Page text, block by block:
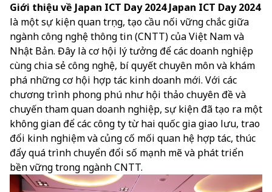
Giới thiệu về Japan ICT Day 2024 Japan ICT Day 2024
là một sự kiện quan trọng, tạo cầu nối vững chắc giữa
ngành công nghệ thông tin (CNTT) của Việt Nam và
Nhật Bản. Đây là cơ hội lý tưởng để các doanh nghiệp
cùng chia sẻ công nghệ, bí quyết chuyên môn và khám
phá những cơ hội hợp tác kinh doanh mới. Với các
chương trình phong phú như hội thảo chuyên đề và
chuyến tham quan doanh nghiệp, sự kiện đã tạo ra một
không gian để các công ty từ hai quốc gia giao lưu, trao
đổi kinh nghiệm và củng cố mối quan hệ hợp tác, thúc
đẩy quá trình chuyển đổi số mạnh mẽ và phát triển
bền vững trong ngành CNTT.